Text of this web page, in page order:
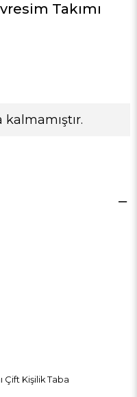
Takımı
kalmamıştır.
Çift Kişilik Taba